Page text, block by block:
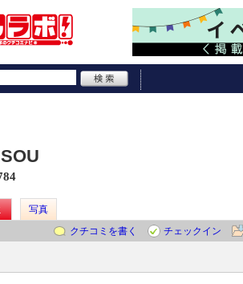
写真
クチコミを書く
チェックイン